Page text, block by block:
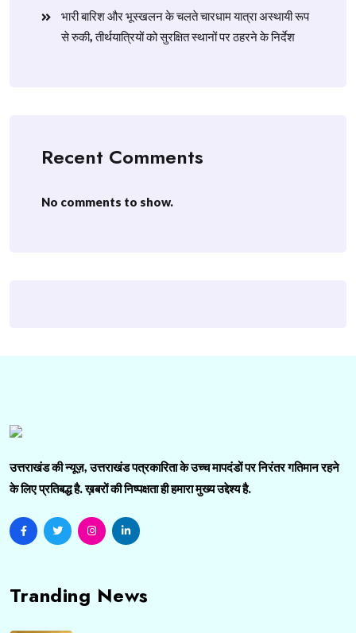
​भारी बारिश और भूस्खलन के चलते चारधाम यात्रा अस्थायी रूप
से रुकी, तीर्थयात्रियों को सुरक्षित स्थानों पर ठहरने के निर्देश
Recent Comments
No comments to show.
उत्तराखंड की न्यूज़, उत्तराखंड पत्रकारिता के उच्च मापदंडों पर निरंतर गतिमान रहने
के लिए प्रतिबद्ध है. ख़बरों की निष्पक्षता ही हमारा मुख्य उद्देश्य है.
Tranding News